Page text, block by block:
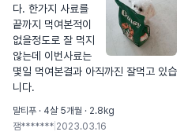
다. 한가지 사료를
끝까지 먹여본적이
없을정도로 잘 먹지
않는데 이번사료는
몇일 먹여본결과 아직까진 잘먹고 있습
니다.
말티푸 · 4살 5개월 · 2.8kg
잼******* 2023.03.16